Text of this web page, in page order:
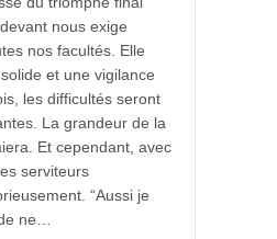
nous exige
nos facultés. Elle
et une vigilance
les difficultés seront
La grandeur de la
Et cependant, avec
serviteurs
“Aussi je
ne…